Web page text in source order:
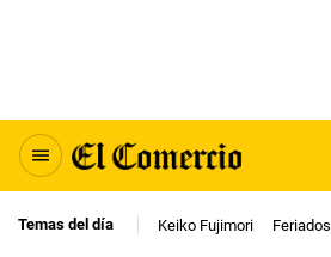
Temas del día Keiko Fujimori Feriados